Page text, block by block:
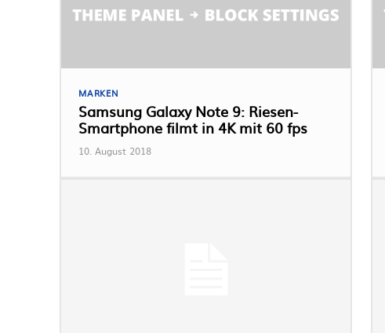
MARKEN
Samsung Galaxy Note 9: Riesen-
Smartphone filmt in 4K mit 60 fps
10. August 2018